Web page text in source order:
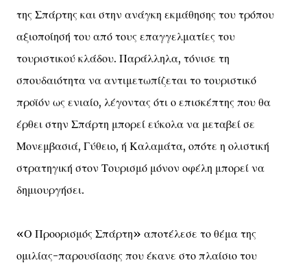
της Σπάρτης και στην ανάγκη εκμάθησης του τρόπου
αξιοποίησή του από τους επαγγελματίες του
τουριστικού κλάδου. Παράλληλα, τόνισε τη
σπουδαιότητα να αντιμετωπίζεται το τουριστικό
προϊόν ως ενιαίο, λέγοντας ότι ο επισκέπτης που θα
έρθει στην Σπάρτη μπορεί εύκολα να μεταβεί σε
Μονεμβασιά, Γύθειο, ή Καλαμάτα, οπότε η ολιστική
στρατηγική στον Τουρισμό μόνον οφέλη μπορεί να
δημιουργήσει.
«Ο Προορισμός Σπάρτη» αποτέλεσε το θέμα της
ομιλίας-παρουσίασης που έκανε στο πλαίσιο του